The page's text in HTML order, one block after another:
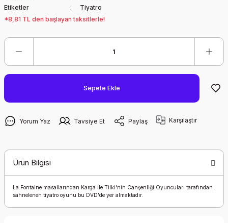
Etiketler
Tiyatro
*8,81 TL den başlayan taksitlerle!
Sepete Ekle
Yorum Yaz Tavsiye Et Paylaş Karşılaştır
Ürün Bilgisi
La Fontaine masallarından Karga İle Tilki'nin Canşenliği Oyuncuları tarafından
sahnelenen tiyatro oyunu bu DVD'de yer almaktadır.